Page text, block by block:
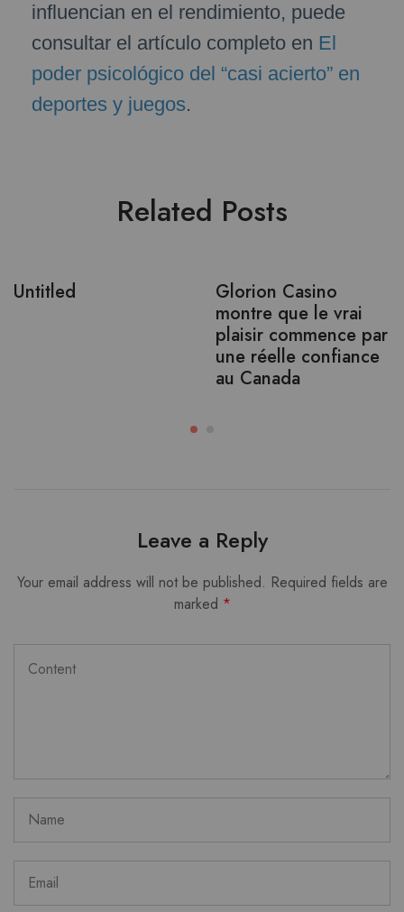
influencian en el rendimiento, puede
consultar el artículo completo en El
poder psicológico del “casi acierto” en
deportes y juegos.
Related Posts
Untitled
Glorion Casino
montre que le vrai
plaisir commence par
une réelle confiance
au Canada
Leave a Reply
Your email address will not be published. Required fields are
marked *